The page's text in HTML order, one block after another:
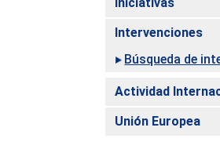
Intervenciones
Búsqueda de
Actividad
Unión Europea